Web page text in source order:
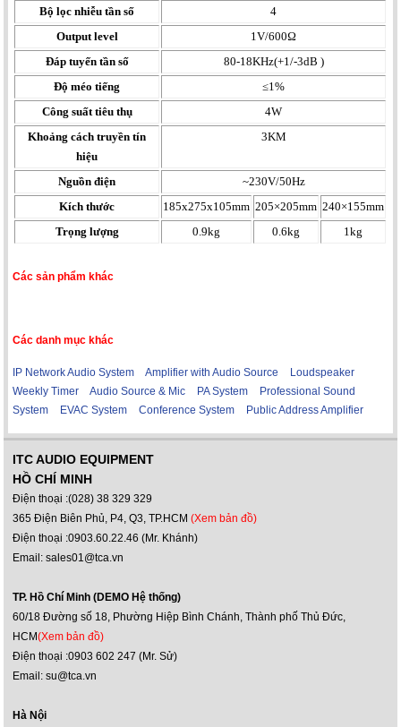
Bộ lọc nhiễu tần số
4
Output level
1V/600Ω
Đáp tuyến tần số
80-18KHz(+1/-3dB )
Độ méo tiếng
≤1%
Công suất tiêu thụ
4W
Khoảng cách truyền tín
hiệu
3KM
Nguồn điện
~230V/50Hz
Kích thước
185x275x105mm 205×205mm 240×155mm
Trọng lượng
0.9kg 0.6kg 1kg
Các sản phẩm khác
Các danh mục khác
IP Network Audio System Amplifier with Audio Source
Loudspeaker
Weekly Timer
Audio Source & Mic PA System
Professional Sound
System
EVAC System Conference System Public Address Amplifier
ITC AUDIO EQUIPMENT
HỒ CHÍ MINH
Điện thoại :(028) 38 329 329
365 Điện Biên Phủ, P4, Q3, TP.HCM(Xem bản đồ)
Điện thoại :0903.60.22.46 (Mr. Khánh)
Email: sales01@tca.vn
TP. Hồ Chí Minh (DEMO Hệ thống)
60/18 Đường số 18, Phường Hiệp Bình Chánh, Thành phố Thủ Đức,
HCM(Xem bản đồ)
Điện thoại :0903 602 247 (Mr. Sử)
Email: su@tca.vn
Hà Nội